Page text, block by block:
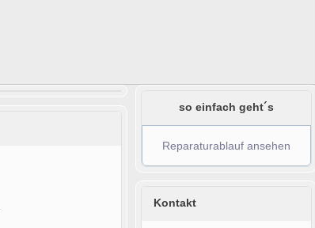
so einfach geht´s
Reparaturablauf ansehen
Kontakt